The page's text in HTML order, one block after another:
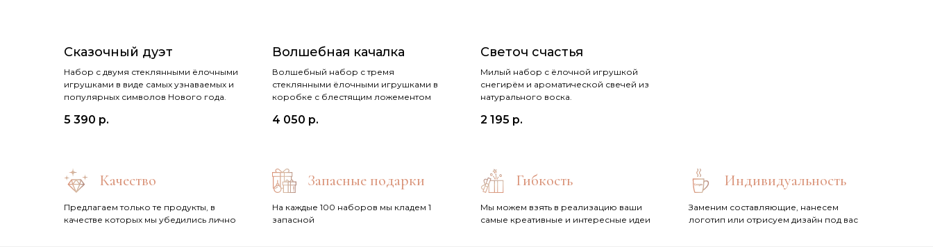
Сказочный дуэт
Набор с двумя стеклянными ёлочными
игрушками в виде самых узнаваемых и
популярных символов Нового года.
5 390 р.
Волшебная качалка
Волшебный набор с тремя
стеклянными ёлочными игрушками в
коробке с блестящим ложементом
4 050 р.
Светоч счастья
Милый набор с ёлочной игрушкой
снегирём и ароматической свечей из
натурального воска.
2 195 р.
Качество
Предлагаем только те продукты, в
качестве которых мы убедились лично
Запасные подарки
На каждые 100 наборов мы кладем 1
запасной
Гибкость
Мы можем взять в реализацию ваши
самые креативные и интересные идеи
Индивидуальность
Заменим составляющие, нанесем
логотип или отрисуем дизайн под вас